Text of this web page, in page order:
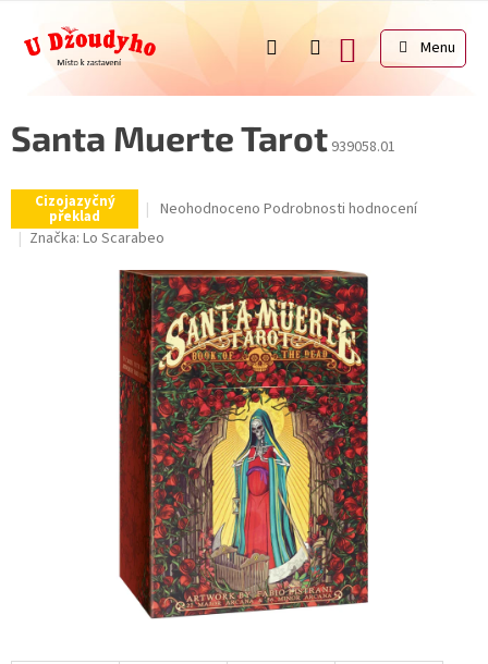
obsah
NÁKUPNÍ
KOŠÍK
Santa Muerte Tarot 939058.01
Cizojazyčný
překlad
Průměrné
produktu
je
0,0
z
5
hvězdiček.
Neohodnoceno Podrobnosti hodnocení
Značka: Lo Scarabeo